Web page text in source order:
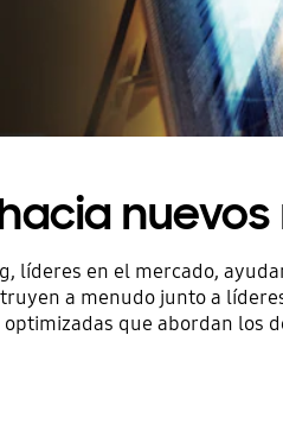
líderes en el mercado,
a menudo junto a
que abordan los